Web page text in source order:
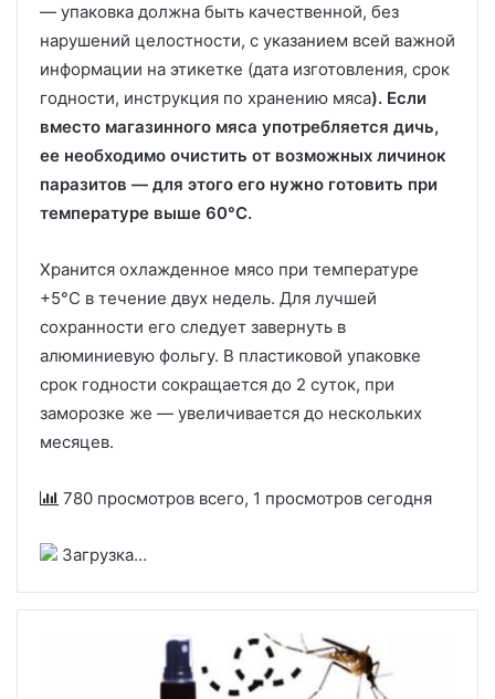
— упаковка должна быть качественной, без
нарушений целостности, с указанием всей важной
информации на этикетке (дата изготовления, срок
годности, инструкция по хранению мяса). Если
вместо магазинного мяса употребляется дичь,
ее необходимо очистить от возможных личинок
паразитов — для этого его нужно готовить при
температуре выше 60°C.
Хранится охлажденное мясо при температуре
+5°C в течение двух недель. Для лучшей
сохранности его следует завернуть в
алюминиевую фольгу. В пластиковой упаковке
срок годности сокращается до 2 суток, при
заморозке же — увеличивается до нескольких
месяцев.
780 просмотров всего, 1 просмотров сегодня
Загрузка…